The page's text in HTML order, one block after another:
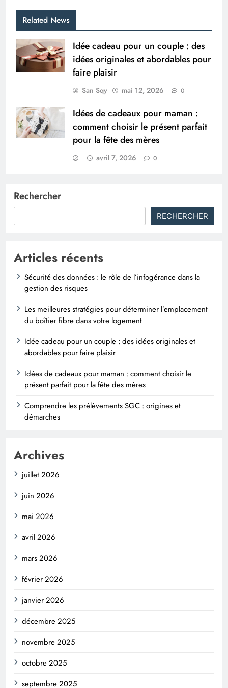
Related News
Idée cadeau pour un couple : des
idées originales et abordables pour
faire plaisir
San Sqy mai 12, 2026 0
Idées de cadeaux pour maman :
comment choisir le présent parfait
pour la fête des mères
avril 7, 2026 0
Rechercher
RECHERCHER
Articles récents
Sécurité des données : le rôle de l’infogérance dans la
gestion des risques
Les meilleures stratégies pour déterminer l’emplacement
du boîtier fibre dans votre logement
Idée cadeau pour un couple : des idées originales et
abordables pour faire plaisir
Idées de cadeaux pour maman : comment choisir le
présent parfait pour la fête des mères
Comprendre les prélèvements SGC : origines et
démarches
Archives
juillet 2026
juin 2026
mai 2026
avril 2026
mars 2026
février 2026
janvier 2026
décembre 2025
novembre 2025
octobre 2025
septembre 2025